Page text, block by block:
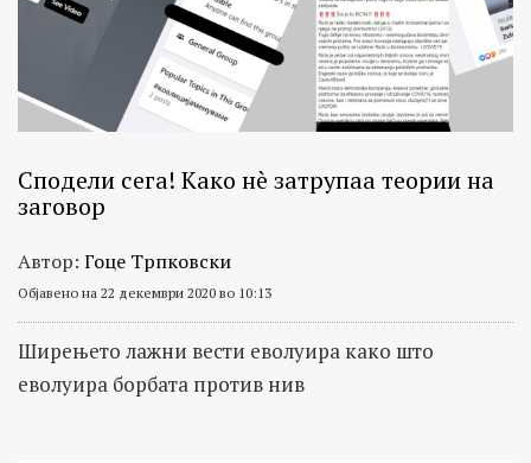
Сподели сега! Како нè затрупаа теории на
заговор
Автор: Гоце Трпковски
Објавено на 22 декември 2020 во 10:13
Ширењето лажни вести еволуира како што
еволуира борбата против нив